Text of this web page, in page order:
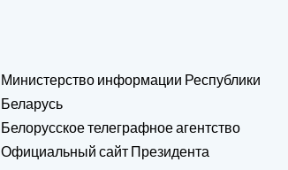
Министерство информации Республики
Беларусь
Белорусское телеграфное агентство
Официальный сайт Президента